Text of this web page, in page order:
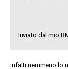
Inviato dal mio
infatti nemmeno lo